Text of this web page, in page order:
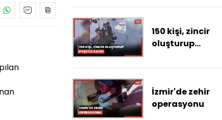
150 kişi, zincir
oluşturup
İzmir'de zehir
operasyonu